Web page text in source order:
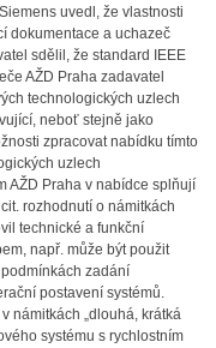
uvedl, že vlastnosti
dokumentace a uchazeč
sdělil, že standard IEEE
AŽD Praha zadavatel
technologických uzlech
neboť stejně jako
zpracovat nabídku tímto
uzlech
AŽD Praha v nabídce splňují
rozhodnutí o námitkách
technické a funkční
např. může být použit
zadání
postavení systémů.
námitkách „dlouhá, krátká
systému s rychlostním